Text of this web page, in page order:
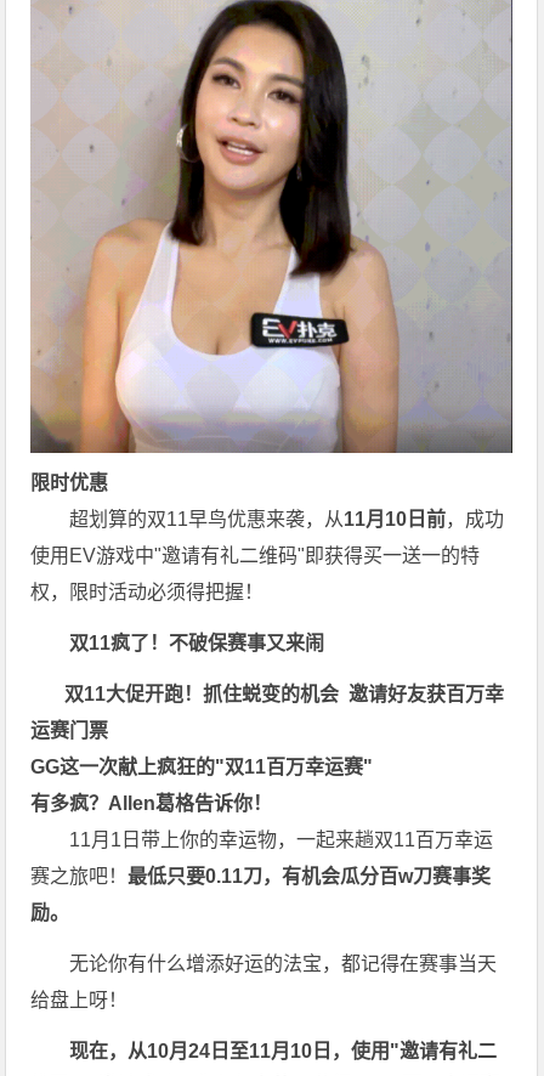
限时优惠
超划算的双11早鸟优惠来袭，从11月10日前，成功
使用EV游戏中"邀请有礼二维码"即获得买一送一的特
权，限时活动必须得把握！
双11疯了！不破保赛事又来闹
双11大促开跑！抓住蜕变的机会 邀请好友获百万幸
运赛门票
GG这一次献上疯狂的"双11百万幸运赛"
有多疯？Allen葛格告诉你！
11月1日带上你的幸运物，一起来趟双11百万幸运
赛之旅吧！最低只要0.11刀，有机会瓜分百w刀赛事奖
励。
无论你有什么增添好运的法宝，都记得在赛事当天
给盘上呀！
现在，从10月24日至11月10日，使用"邀请有礼二